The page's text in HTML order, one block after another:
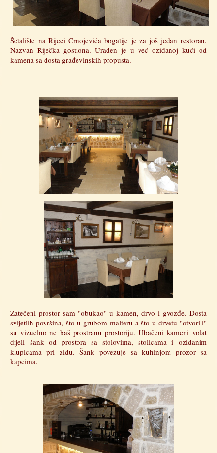
Šetalište na Rijeci Crnojevića bogatije je za još jedan restoran.
Nazvan Riječka gostiona. Urađen je u već ozidanoj kući od
kamena sa dosta građevinskih propusta.
Zatečeni prostor sam "obukao" u kamen, drvo i gvozđe. Dosta
svijetlih površina, što u grubom malteru a što u drvetu "otvorili"
su vizuelno ne baš prostranu prostoriju. Ubačeni kameni volat
dijeli šank od prostora sa stolovima, stolicama i ozidanim
klupicama pri zidu. Šank povezuje sa kuhinjom prozor sa
kapcima.